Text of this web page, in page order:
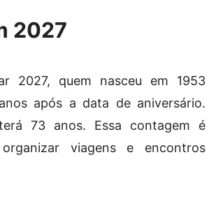
2027
2027, quem nasceu em 1953
após a data de aniversário.
73 anos. Essa contagem é
viagens e encontros